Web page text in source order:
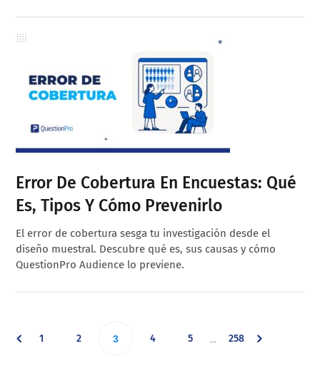
Error De Cobertura En Encuestas: Qué
Es, Tipos Y Cómo Prevenirlo
El error de cobertura sesga tu investigación desde el
diseño muestral. Descubre qué es, sus causas y cómo
QuestionPro Audience lo previene.
Go
1 Go
2 Go
3 Go
4 Go
5
pages
… Go
258